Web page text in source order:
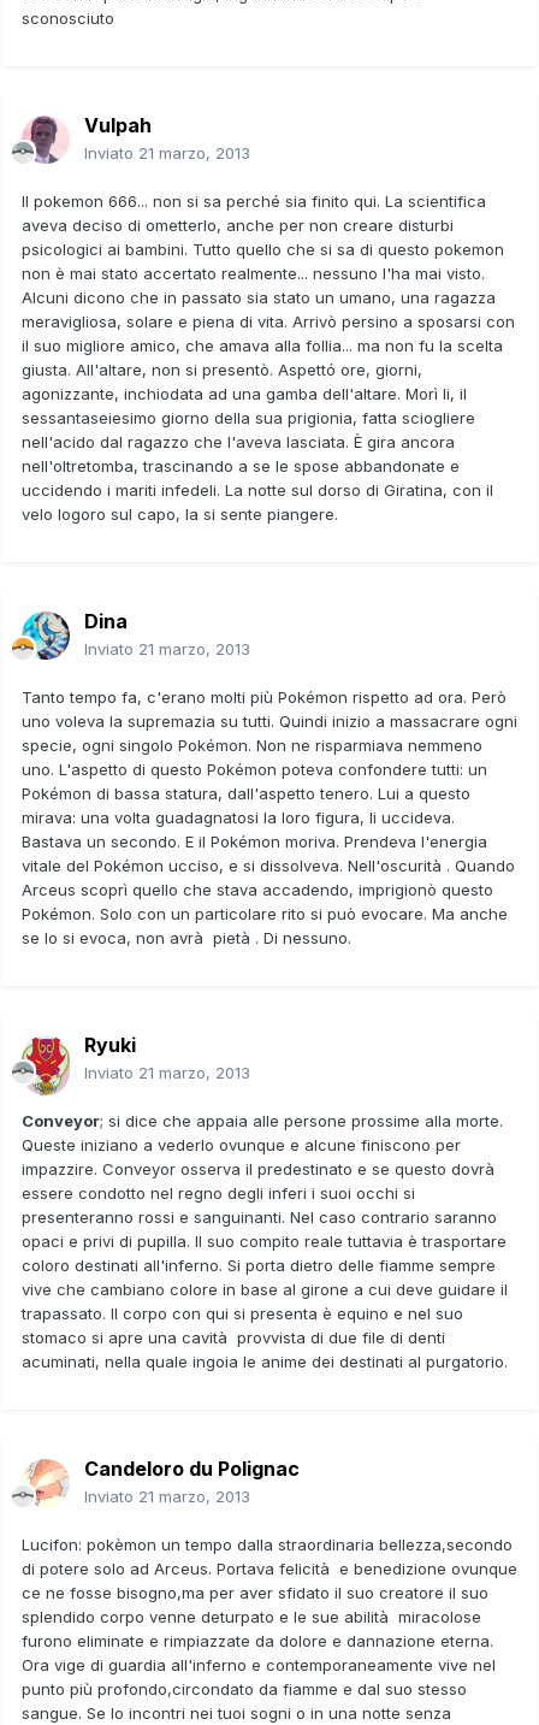
sconosciuto
Vulpah
Inviato 21 marzo, 2013
Il pokemon 666... non si sa perché sia finito qui. La scientifica
aveva deciso di ometterlo, anche per non creare disturbi
psicologici ai bambini. Tutto quello che si sa di questo pokemon
non è mai stato accertato realmente... nessuno l'ha mai visto.
Alcuni dicono che in passato sia stato un umano, una ragazza
meravigliosa, solare e piena di vita. Arrivò persino a sposarsi con
il suo migliore amico, che amava alla follia... ma non fu la scelta
giusta. All'altare, non si presentò. Aspettó ore, giorni,
agonizzante, inchiodata ad una gamba dell'altare. Morì li, il
sessantaseiesimo giorno della sua prigionia, fatta sciogliere
nell'acido dal ragazzo che l'aveva lasciata. È gira ancora
nell'oltretomba, trascinando a se le spose abbandonate e
uccidendo i mariti infedeli. La notte sul dorso di Giratina, con il
velo logoro sul capo, la si sente piangere.
Dina
Inviato 21 marzo, 2013
Tanto tempo fa, c'erano molti più Pokémon rispetto ad ora. Però
uno voleva la supremazia su tutti. Quindi inizio a massacrare ogni
specie, ogni singolo Pokémon. Non ne risparmiava nemmeno
uno. L'aspetto di questo Pokémon poteva confondere tutti: un
Pokémon di bassa statura, dall'aspetto tenero. Lui a questo
mirava: una volta guadagnatosi la loro figura, li uccideva.
Bastava un secondo. E il Pokémon moriva. Prendeva l'energia
vitale del Pokémon ucciso, e si dissolveva. Nell'oscurità . Quando
Arceus scoprì quello che stava accadendo, imprigionò questo
Pokémon. Solo con un particolare rito si può evocare. Ma anche
se lo si evoca, non avrà pietà . Di nessuno.
Ryuki
Inviato 21 marzo, 2013
Conveyor; si dice che appaia alle persone prossime alla morte.
Queste iniziano a vederlo ovunque e alcune finiscono per
impazzire. Conveyor osserva il predestinato e se questo dovrà
essere condotto nel regno degli inferi i suoi occhi si
presenteranno rossi e sanguinanti. Nel caso contrario saranno
opaci e privi di pupilla. Il suo compito reale tuttavia è trasportare
coloro destinati all'inferno. Si porta dietro delle fiamme sempre
vive che cambiano colore in base al girone a cui deve guidare il
trapassato. Il corpo con qui si presenta è equino e nel suo
stomaco si apre una cavità provvista di due file di denti
acuminati, nella quale ingoia le anime dei destinati al purgatorio.
Candeloro du Polignac
Inviato 21 marzo, 2013
Lucifon: pokèmon un tempo dalla straordinaria bellezza,secondo
di potere solo ad Arceus. Portava felicità e benedizione ovunque
ce ne fosse bisogno,ma per aver sfidato il suo creatore il suo
splendido corpo venne deturpato e le sue abilità miracolose
furono eliminate e rimpiazzate da dolore e dannazione eterna.
Ora vige di guardia all'inferno e contemporaneamente vive nel
punto più profondo,circondato da fiamme e dal suo stesso
sangue. Se lo incontri nei tuoi sogni o in una notte senza